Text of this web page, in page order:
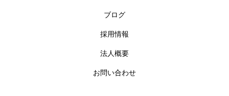
ブログ
採用情報
法人概要
お問い合わせ